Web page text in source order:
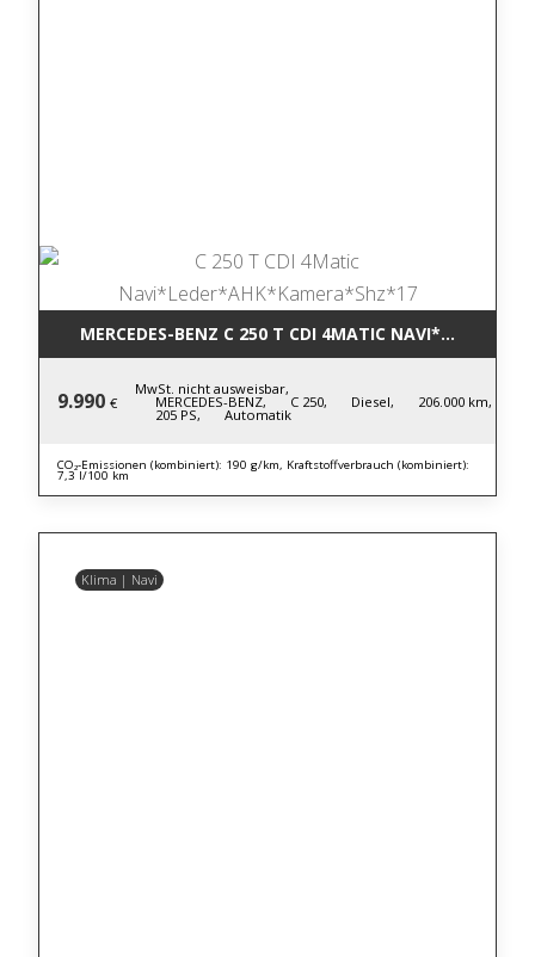
MERCEDES-BENZ C 250 T CDI 4MATIC
9.990 €
MwSt. nicht ausweisbar,
MERCEDES-BENZ, C 250, Diesel, 206.000 km,
205 PS, Automatik
CO₂-Emissionen (kombiniert): 190 g/km, Kraftstoffverbrauch (kombiniert):
7,3 l/100 km
Klima | Navi